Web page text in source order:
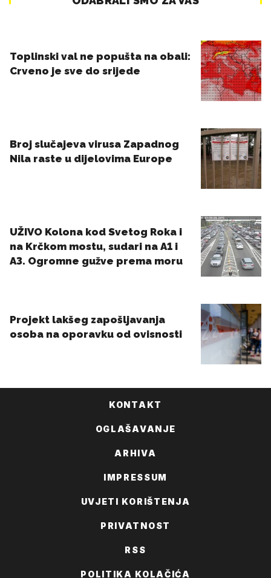
KONTAKT
OGLAŠAVANJE
ARHIVA
IMPRESSUM
UVJETI KORIŠTENJA
PRIVATNOST
RSS
POLITIKA KOLAČIĆA